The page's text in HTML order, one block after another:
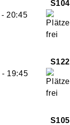
S104
- 20:45
S122
- 19:45
S105